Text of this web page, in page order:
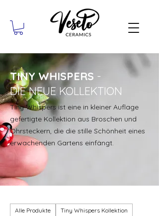
TINY WHISPERS -
DIE NEUE KOLLEKTION
Tiny Whispers ist eine in kleiner Auflage
gefertigte Kollektion aus Broschen und
Ohrsteckern, die die stille Schönheit eines
erwachenden Gartens einfängt.
Alle Produkte
Tiny Whispers Kollektion